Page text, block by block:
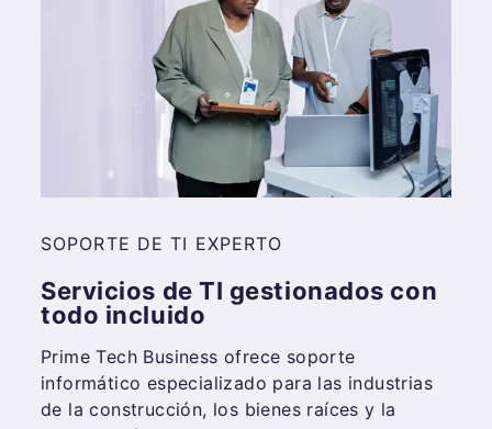
SOPORTE DE TI EXPERTO
Servicios de TI gestionados con
todo incluido
Prime Tech Business ofrece soporte
informático especializado para las industrias
de la construcción, los bienes raíces y la